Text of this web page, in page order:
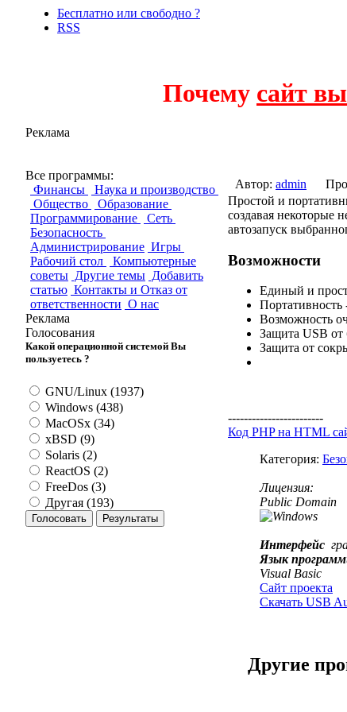
Бесплатно или свободно ?
RSS
Почему сайт
Реклама
Все программы:
Финансы
Наука и производство
Общество
Образование
Программирование
Сеть
Безопасность
Администрирование Игры
Рабочий стол
Компьютерные
советы Другие темы Добавить
статью Контакты и Отказ от
ответственности О нас
Реклама
Голосования
Какой операционной системой Вы
пользуетесь ?
GNU/Linux (1937)
Windows (438)
MacOSx (34)
xBSD (9)
Solaris (2)
ReactOS (2)
FreeDos (3)
Другая (193)
Автор: admin
Простой и
создавая некоторые
автозапуск
Возможности
Единый и
Портативность
Возможность
Защита USB от
Защита от
------------------------
Код PHP на HTML
Категория:
Лицензия:
Public Domain
Интерфейс
Язык
Visual Basic
Сайт проекта
Скачать USB
Другие